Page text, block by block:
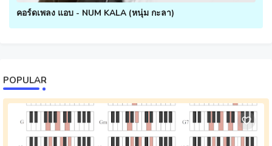
คอร์ดเพลง แอบ - NUM KALA (หนุ่ม กะลา)
POPULAR